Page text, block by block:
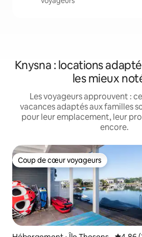
Knysna : locations
les mieux
Les voyageurs approuvent :
vacances adaptés aux familles
pour leur emplacement, leur
encore.
Coup de cœur voyageurs
Coup de cœur voyageurs